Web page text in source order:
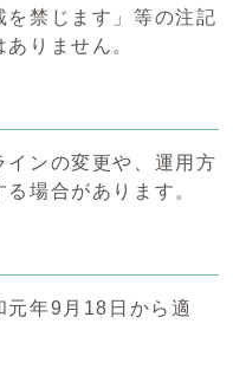
禁じます」等の注記
りません。
ンの変更や、運用方
場合があります。
元年9月18日から適